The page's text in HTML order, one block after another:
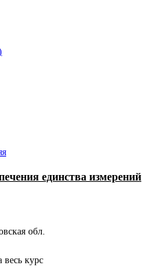
единства измерений
обл.
весь курс